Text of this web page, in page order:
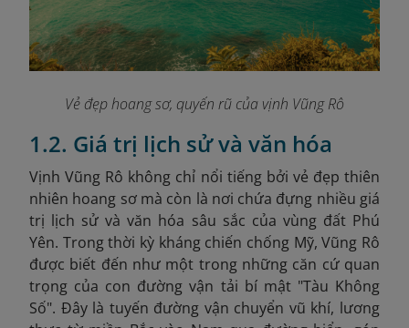
Vẻ đẹp hoang sơ, quyến rũ của vịnh Vũng Rô
1.2. Giá trị lịch sử và văn hóa
Vịnh Vũng Rô không chỉ nổi tiếng bởi vẻ đẹp thiên
nhiên hoang sơ mà còn là nơi chứa đựng nhiều giá
trị lịch sử và văn hóa sâu sắc của vùng đất Phú
Yên. Trong thời kỳ kháng chiến chống Mỹ, Vũng Rô
được biết đến như một trong những căn cứ quan
trọng của con đường vận tải bí mật "Tàu Không
Số". Đây là tuyến đường vận chuyển vũ khí, lương